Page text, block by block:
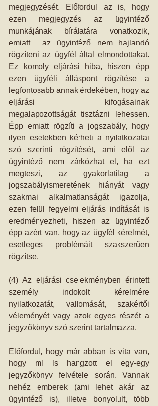
megjegyzését. Előfordul az is, hogy
ezen megjegyzés az ügyintéző
munkájának bírálatára vonatkozik,
emiatt  az ügyintéző nem hajlandó
rögzíteni az ügyfél által elmondottakat.
Ez komoly eljárási hiba, hiszen épp
ezen ügyféli álláspont rögzítése a
legfontosabb annak érdekében, hogy az
eljárási kifogásainak
megalapozottságát tisztázni lehessen.
Épp emiatt rögzíti a jogszabály, hogy
ilyen esetekben kérheti a nyilatkozatai
szó szerinti rögzítését, ami elől az
ügyintéző nem zárkózhat el, ha ezt
megteszi, az gyakorlatilag a
jogszabályismeretének hiányát vagy
szakmai alkalmatlanságát igazolja,
ezen felül fegyelmi eljárás indítását is
eredményezheti, hiszen az ügyintéző
épp azért van, hogy az ügyfél kérelmét,
esetleges problémáit szakszerűen
rögzítse.
(4) Az eljárási cselekményben érintett
személy indokolt kérelmére
nyilatkozatát, vallomását, szakértői
véleményét vagy azok egyes részét a
jegyzőkönyv szó szerint tartalmazza.
Előfordul, hogy már abban is vita van,
hogy mi is hangzott el egy-egy
jegyzőkönyv felvétele során. Vannak
nehéz emberek (ami lehet akár az
ügyintéző is), illetve bonyolult, több